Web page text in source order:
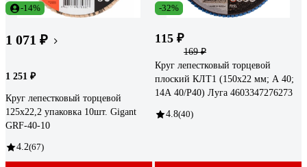
-14%
1 071 ₽
1 251 ₽
Круг лепестковый торцевой
125x22,2 упаковка 10шт. Gigant
GRF-40-10
4.2(67)
-32%
115 ₽
169 ₽
Круг лепестковый торцевой
плоский КЛТ1 (150х22 мм; А 40;
14А 40/Р40) Луга 4603347276273
4.8(40)